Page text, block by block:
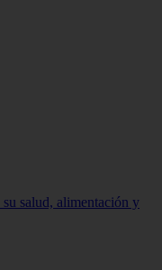
salud, alimentación y